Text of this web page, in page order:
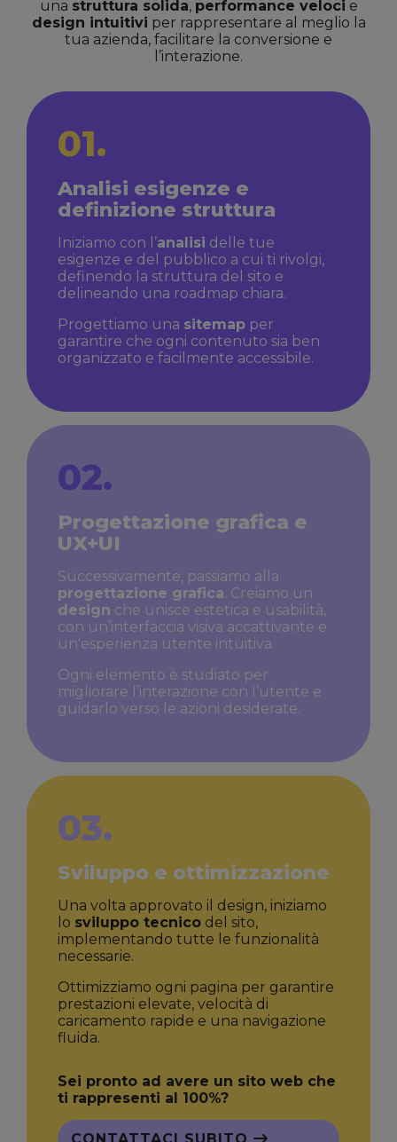
una struttura solida, performance veloci e
design intuitivi per rappresentare al meglio la
tua azienda, facilitare la conversione e
l’interazione.
01.
Analisi esigenze e
definizione struttura
Iniziamo con l’analisi delle tue
esigenze e del pubblico a cui ti rivolgi,
definendo la struttura del sito e
delineando una roadmap chiara.
Progettiamo una sitemap per
garantire che ogni contenuto sia ben
organizzato e facilmente accessibile.
02.
Progettazione grafica e
UX+UI
Successivamente, passiamo alla
progettazione grafica. Creiamo un
design che unisce estetica e usabilità,
con un’interfaccia visiva accattivante e
un'esperienza utente intuitiva.
Ogni elemento è studiato per
migliorare l’interazione con l’utente e
guidarlo verso le azioni desiderate.
03.
Sviluppo e ottimizzazione
Una volta approvato il design, iniziamo
lo sviluppo tecnico del sito,
implementando tutte le funzionalità
necessarie.
Ottimizziamo ogni pagina per garantire
prestazioni elevate, velocità di
caricamento rapide e una navigazione
fluida.
Sei pronto ad avere un sito web che
ti rappresenti al 100%?